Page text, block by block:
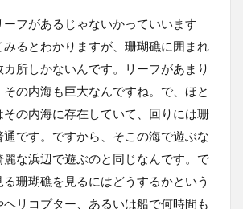
フがあるじゃないかっていいます
るとわかりますが、珊瑚礁に囲まれ
所しかないんです。リーフがあまり
の内海も巨大なんですね。で、ほと
その内海に存在していて、回りには珊
です。ですから、そこの海で遊ぶな
麗な浜辺で遊ぶのと同じなんです。で
珊瑚礁を見るにはどうするかという
ヘリコプター、あるいは船で何時間も